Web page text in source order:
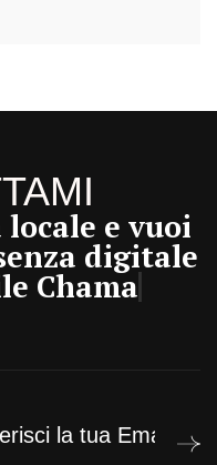
e vuoi
digitale
Chama ora!